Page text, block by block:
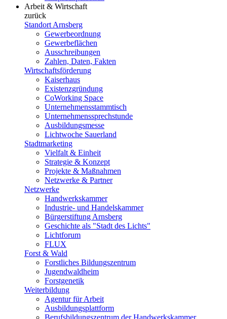
Arbeit & Wirtschaft
zurück
Standort Arnsberg
Gewerbeordnung
Gewerbeflächen
Ausschreibungen
Zahlen, Daten, Fakten
Wirtschaftsförderung
Kaiserhaus
Existenzgründung
CoWorking Space
Unternehmensstammtisch
Unternehmenssprechstunde
Ausbildungsmesse
Lichtwoche Sauerland
Stadtmarketing
Vielfalt & Einheit
Strategie & Konzept
Projekte & Maßnahmen
Netzwerke & Partner
Netzwerke
Handwerkskammer
Industrie- und Handelskammer
Bürgerstiftung Arnsberg
Geschichte als "Stadt des Lichts"
Lichtforum
FLUX
Forst & Wald
Forstliches Bildungszentrum
Jugendwaldheim
Forstgenetik
Weiterbildung
Agentur für Arbeit
Ausbildungsplattform
Berufsbildungszentrum der Handwerkskammer